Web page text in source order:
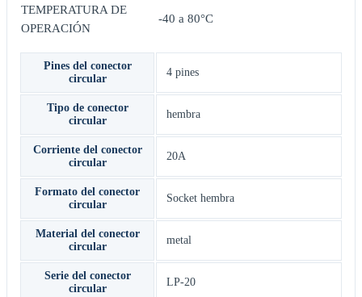
TEMPERATURA DE
OPERACIÓN
-40 a 80°C
Pines del conector
circular
4 pines
Tipo de conector
circular
hembra
Corriente del conector
circular
20A
Formato del conector
circular
Socket hembra
Material del conector
circular
metal
Serie del conector
circular
LP-20